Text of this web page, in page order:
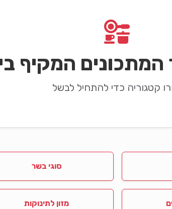
המקיף
קטגוריה כדי להתחיל לבשל
סוגי בשר
מזון לתינוקות